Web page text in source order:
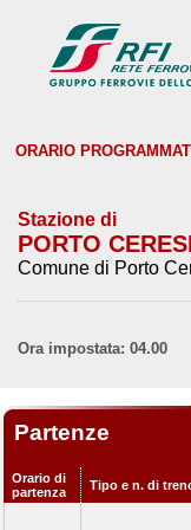
ORARIO
Stazione di
PORTO
Comune di Porto
Ora impostata: 04.00
Partenze
Orario di
partenza
Tipo e n. di